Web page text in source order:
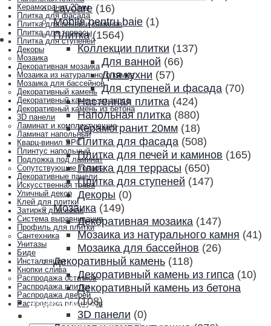
Керамогранит 20мм
Плитка для фасада
Плитка для печей и каминов
Плитка для террасы
Плитка для ступеней
Декоры
Мозаика
Декоративная мозаика
Мозаика из натурального камня
Мозаика для бассейнов
Декоративный камень
Декоративный камень из гипса
Декоративный камень из бетона
3D панели
Ламинат и комплектующие
Ламинат напольный
Кварц-винил SPC
Плинтус напольный
Подложка под ламинат
Сопутствующие товары
Декоративные панели
Искусственная трава
Уличный декор
Клей для плитки
Затирка для швов
Система выравнивания
Профиль для плитки
Сантехника
Унитазы
Биде
Инсталляции
Кнопки слива
Распродажа остатков
Распродажа плитки
Распродажа дверей
Распродажа плинтусов
Акции и скидки
Контакты
Lavoare (16)
Mobila pentru baie (1)
Плитка (1564)
Коллекции плитки (137)
Для ванной (66)
Для кухни (57)
Для ступеней и фасада (70)
Настенная плитка (424)
Напольная плитка (880)
Керамогранит 20мм (18)
Плитка для фасада (508)
Плитка для печей и каминов (165)
Плитка для террасы (650)
Плитка для ступеней (147)
Декоры (0)
Мозаика (149)
Декоративная мозаика (147)
Мозаика из натурального камня (41)
Мозаика для бассейнов (26)
Декоративный камень (118)
Декоративный камень из гипса (10)
Декоративный камень из бетона
(108)
3D панели (0)